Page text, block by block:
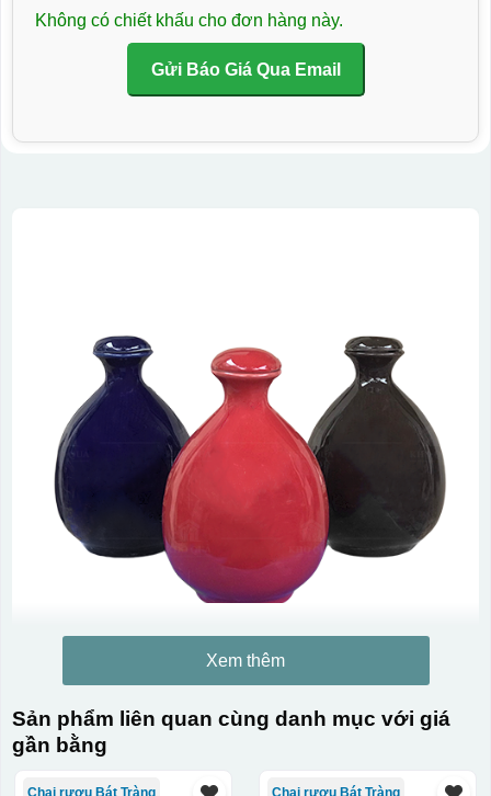
Không có chiết khấu cho đơn hàng này.
Gửi Báo Giá Qua Email
Xem thêm
Sản phẩm liên quan cùng danh mục với giá
gần bằng
Chai rượu Bát Tràng Chai rượu Bát Tràng